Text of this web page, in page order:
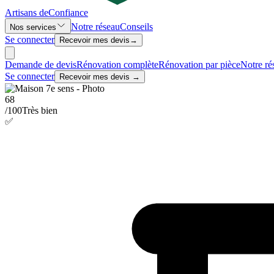
Artisans deConfiance
Nos services Notre réseauConseils
Se connecter
Recevoir mes devis →
Demande de devisRénovation complèteRénovation par pièceNotre
Se connecter
Recevoir mes devis →
68
/100Très bien
✅